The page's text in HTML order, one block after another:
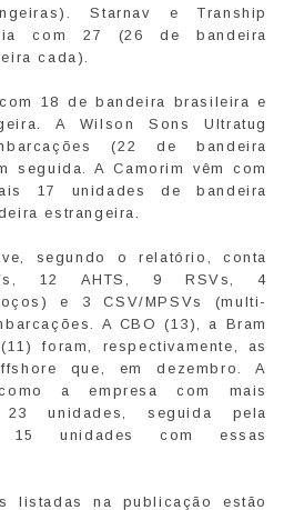
Starnav e Tranship
com 27 (26 de bandeira
cada).
18 de bandeira brasileira e
A Wilson Sons Ultratug
(22 de bandeira
seguida. A Camorim vêm com
17 unidades de bandeira
estrangeira.
segundo o relatório, conta
12 AHTS, 9 RSVs, 4
e 3 CSV/MPSVs (multi-
A CBO (13), a Bram
foram, respectivamente, as
que, em dezembro. A
a empresa com mais
23 unidades, seguida pela
15 unidades com essas
listadas na publicação estão